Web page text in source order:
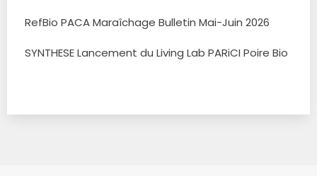
RefBio PACA Maraîchage Bulletin Mai-Juin 2026
SYNTHESE Lancement du Living Lab PARiCI Poire Bio